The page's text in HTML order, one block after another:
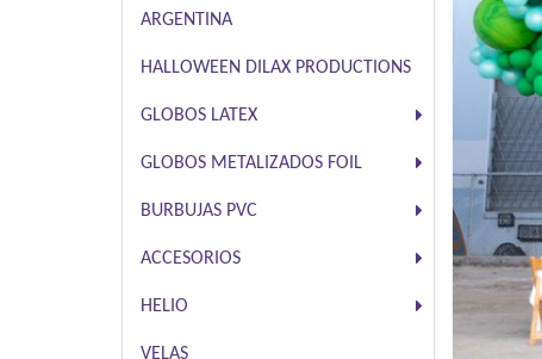
ARGENTINA
HALLOWEEN DILAX PRODUCTIONS
GLOBOS LATEX
GLOBOS METALIZADOS FOIL
BURBUJAS PVC
ACCESORIOS
HELIO
VELAS